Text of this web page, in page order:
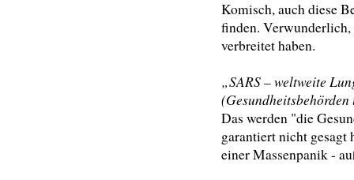
Komisch, auch diese
finden.
verbreitet haben.
„SARS – weltweite
Das werden "die
garantiert nicht gesagt
einer Massenpanik -